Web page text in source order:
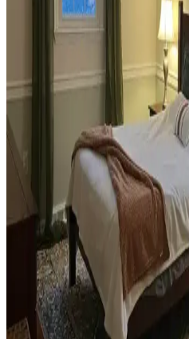
Dekorasyonunda Stil
Habitat mağazalarından ikinci el
dekorasyon için fırsatlar sunar.
oluşturma evin atmosferini belirler.
Teal Renkli Sandalyenin
Uyumunda Renk Tonları
Teal renkli sandalyenin halı ve
aksesuar seçimiyle sağlanır.
ahşap dolap, teal rengini öne
Yan Sehpa Boyama Renk
Dekorasyon Uyumu İçin
Yan sehpa boyamada renk seçimi,
açısından önemlidir. Koyu tonlar,
görünümü seçenekleriyle estetik
Ev Kütüphanesi Yenileme:
Konforun Dengeli